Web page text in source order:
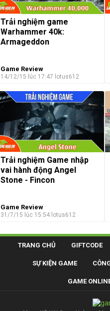
Trải nghiệm game
Warhammer 40k:
Armageddon
Game Review
14/12/15 lúc 17:47 lotus612
Trải nghiệm Game nhập
vai hành động Angel
Stone - Fincon
Game Review
31/7/15 lúc 15:54 lotus612
TRANG CHỦ GIFTCODE
SỰ KIỆN GAME
GAME